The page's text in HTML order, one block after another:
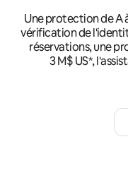
Une protection de A
vérification de
réservations, une
3 M$ US*,